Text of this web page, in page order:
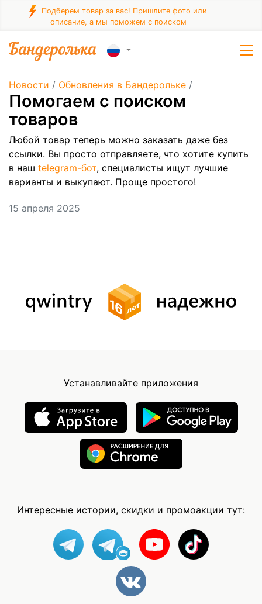
Подберем товар за вас! Пришлите фото или
описание, а мы поможем с поиском
Новости / Обновления в Бандерольке /
Помогаем c поиском
товаров
Любой товар теперь можно заказать даже без
ссылки. Вы просто отправляете, что хотите купить
в наш telegram-бот, специалисты ищут лучшие
варианты и выкупают. Проще простого!
15 апреля 2025
Устанавливайте приложения
Интересные истории, скидки и промоакции тут: